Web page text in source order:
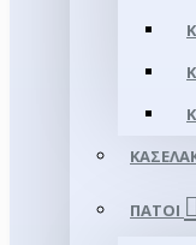
ΠΆΤΟΙ